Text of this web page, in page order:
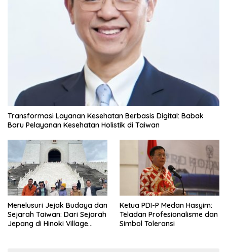
Transformasi Layanan Kesehatan Berbasis Digital: Babak
Baru Pelayanan Kesehatan Holistik di Taiwan
Menelusuri Jejak Budaya dan
Sejarah Taiwan: Dari Sejarah
Jepang di Hinoki Village
Ketua PDI-P Medan Hasyim:
Teladan Profesionalisme dan
Simbol Toleransi